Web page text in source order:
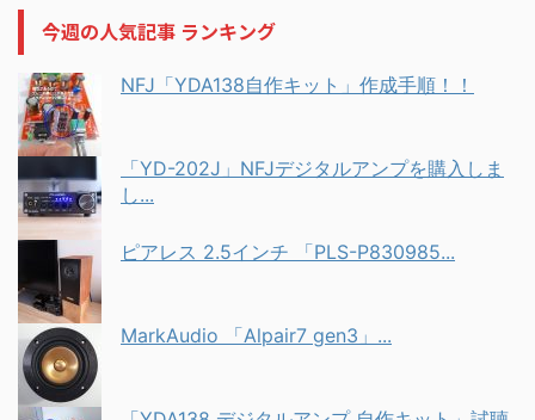
今週の人気記事 ランキング
NFJ「YDA138自作キット」作成手順！！
「YD-202J」NFJデジタルアンプを購入しま
し...
ピアレス 2.5インチ 「PLS-P830985...
MarkAudio 「Alpair7 gen3」...